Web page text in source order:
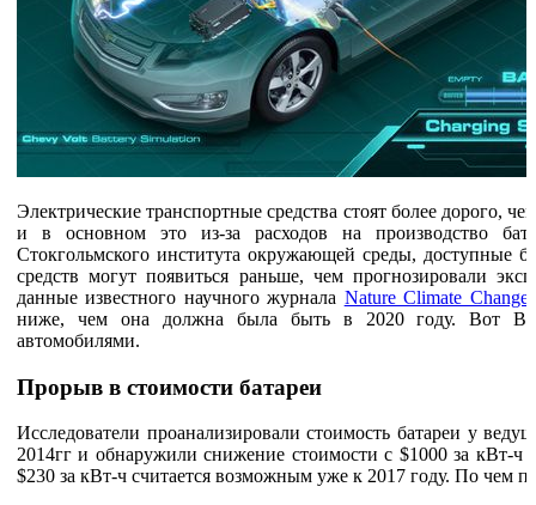
Электрические транспортные средства стоят более дорого,
и в основном это из-за расходов на производство
Стокгольмского института окружающей среды, доступные
средств могут появиться раньше, чем прогнозировали
данные известного научного журнала Nature Climate Change
ниже, чем она должна была быть в 2020 году. Вот
автомобилями.
Прорыв в стоимости батареи
Исследователи проанализировали стоимость батареи у
2014гг и обнаружили снижение стоимости с $1000 за кВт-ч
$230 за кВт-ч считается возможным уже к 2017 году. По чем